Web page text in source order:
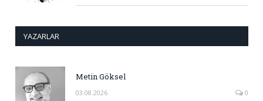
YAZARLAR
Metin Göksel
03.08.2026 0